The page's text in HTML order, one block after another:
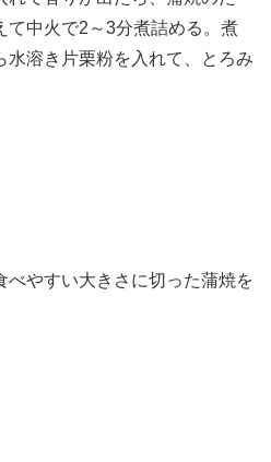
て中火で2～3分煮詰める。煮
水溶き片栗粉を入れて、とろみ
べやすい大きさに切った蒲焼を